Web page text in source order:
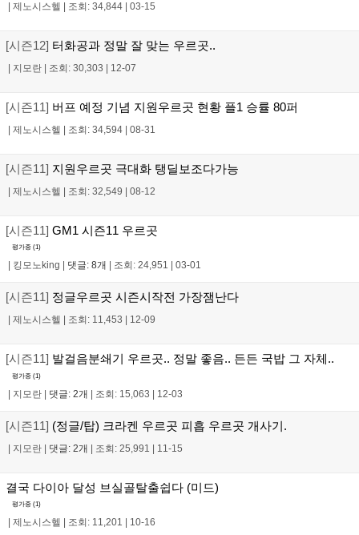
제노시스헬 조회: 34,844 03-15
[시즌12] 터화공과 정말 잘 맞는 우르곳..
지모란 조회: 30,303 12-07
[시즌11] 버프 예정 기념 지원우르곳 현황 플1 승률 80퍼
제노시스헬 조회: 34,594 08-31
[시즌11] 지원우르곳 극대화 탱딜보조다가능
제노시스헬 조회: 32,549 08-12
[시즌11] GM1 시즌11 우르곳
평가중 (1)
킹모노king 댓글: 8개 조회: 24,951 03-01
[시즌11] 정글우르곳 시즌시작전 가장잼난다
제노시스헬 조회: 11,453 12-09
[시즌11] 발걸음분쇄기 우르곳.. 정말 좋음.. 든든 국밥 그 자체..
평가중 (1)
| 지모란 | 댓글: 2개 | 조회: 15,063 | 12-03
[시즌11] (정글/탑) 크라켄 우르곳 피흡 우르곳 개사기.
| 지모란 | 댓글: 2개 | 조회: 25,991 | 11-15
결국 다이아 달성 브실골탈출쉽다 (미드)
평가중 (1)
제노시스헬 조회: 11,201 10-16